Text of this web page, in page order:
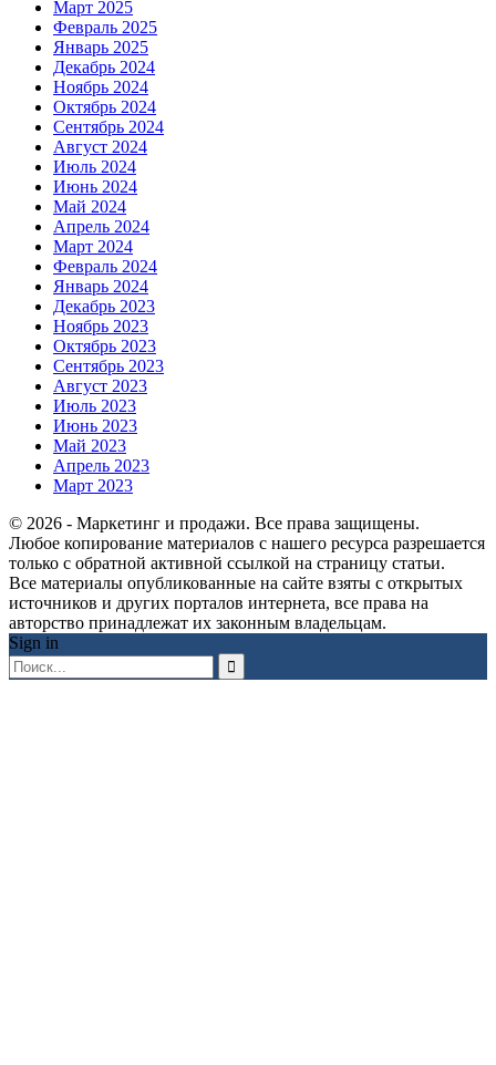
Март 2025
Февраль 2025
Январь 2025
Декабрь 2024
Ноябрь 2024
Октябрь 2024
Сентябрь 2024
Август 2024
Июль 2024
Июнь 2024
Май 2024
Апрель 2024
Март 2024
Февраль 2024
Январь 2024
Декабрь 2023
Ноябрь 2023
Октябрь 2023
Сентябрь 2023
Август 2023
Июль 2023
Июнь 2023
Май 2023
Апрель 2023
Март 2023
© 2026 - Маркетинг и продажи. Все права защищены.
Любое копирование материалов с нашего ресурса разрешается
только с обратной активной ссылкой на страницу статьи.
Все материалы опубликованные на сайте взяты с открытых
источников и других порталов интернета, все права на
авторство принадлежат их законным владельцам.
Sign in